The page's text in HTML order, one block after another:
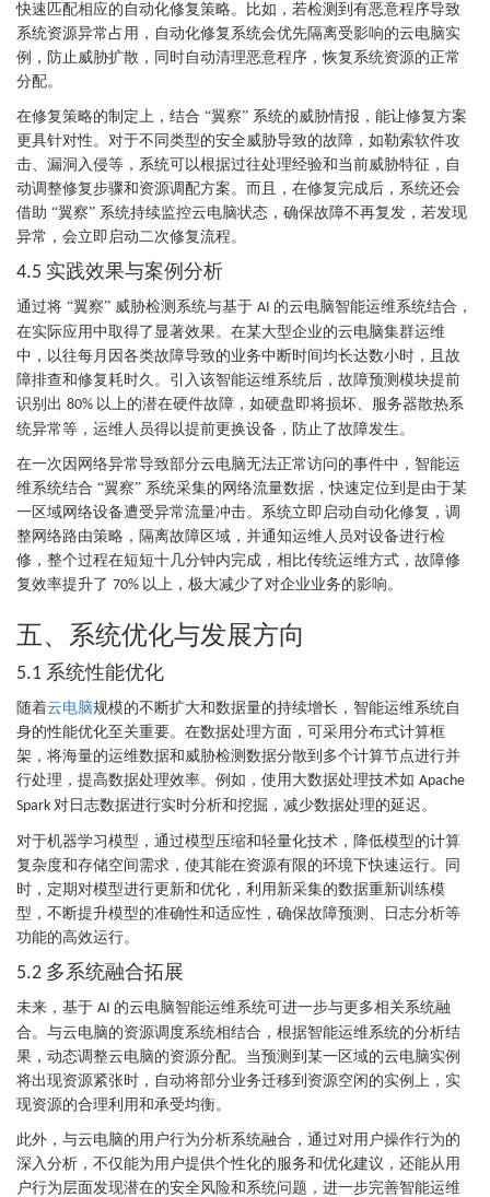
快速匹配相应的自动化修复策略。比如，若检测到有恶意程序导致
系统资源异常占用，自动化修复系统会优先隔离受影响的云电脑实
例，防止威胁扩散，同时自动清理恶意程序，恢复系统资源的正常
分配。
在修复策略的制定上，结合 “翼察” 系统的威胁情报，能让修复方案
更具针对性。对于不同类型的安全威胁导致的故障，如勒索软件攻
击、漏洞入侵等，系统可以根据过往处理经验和当前威胁特征，自
动调整修复步骤和资源调配方案。而且，在修复完成后，系统还会
借助 “翼察” 系统持续监控云电脑状态，确保故障不再复发，若发现
异常，会立即启动二次修复流程。
4.5 实践效果与案例分析
通过将 “翼察” 威胁检测系统与基于 AI 的云电脑智能运维系统结合，
在实际应用中取得了显著效果。在某大型企业的云电脑集群运维
中，以往每月因各类故障导致的业务中断时间均长达数小时，且故
障排查和修复耗时久。引入该智能运维系统后，故障预测模块提前
识别出 80% 以上的潜在硬件故障，如硬盘即将损坏、服务器散热系
统异常等，运维人员得以提前更换设备，防止了故障发生。
在一次因网络异常导致部分云电脑无法正常访问的事件中，智能运
维系统结合 “翼察” 系统采集的网络流量数据，快速定位到是由于某
一区域网络设备遭受异常流量冲击。系统立即启动自动化修复，调
整网络路由策略，隔离故障区域，并通知运维人员对设备进行检
修，整个过程在短短十几分钟内完成，相比传统运维方式，故障修
复效率提升了 70% 以上，极大减少了对企业业务的影响。
五、系统优化与发展方向
5.1 系统性能优化
随着云电脑规模的不断扩大和数据量的持续增长，智能运维系统自
身的性能优化至关重要。在数据处理方面，可采用分布式计算框
架，将海量的运维数据和威胁检测数据分散到多个计算节点进行并
行处理，提高数据处理效率。例如，使用大数据处理技术如 Apache
Spark 对日志数据进行实时分析和挖掘，减少数据处理的延迟。
对于机器学习模型，通过模型压缩和轻量化技术，降低模型的计算
复杂度和存储空间需求，使其能在资源有限的环境下快速运行。同
时，定期对模型进行更新和优化，利用新采集的数据重新训练模
型，不断提升模型的准确性和适应性，确保故障预测、日志分析等
功能的高效运行。
5.2 多系统融合拓展
未来，基于 AI 的云电脑智能运维系统可进一步与更多相关系统融
合。与云电脑的资源调度系统相结合，根据智能运维系统的分析结
果，动态调整云电脑的资源分配。当预测到某一区域的云电脑实例
将出现资源紧张时，自动将部分业务迁移到资源空闲的实例上，实
现资源的合理利用和承受均衡。
此外，与云电脑的用户行为分析系统融合，通过对用户操作行为的
深入分析，不仅能为用户提供个性化的服务和优化建议，还能从用
户行为层面发现潜在的安全风险和系统问题，进一步完善智能运维